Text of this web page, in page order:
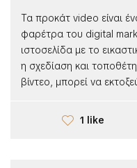
Τα προκάτ video είναι
φαρέτρα του digital
ιστοσελίδα με το
η σχεδίαση και
βίντεο, μπορεί να
1 like